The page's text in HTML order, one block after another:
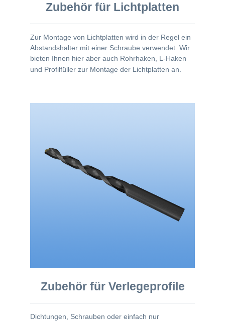
Zubehör für Lichtplatten
Zur Montage von Lichtplatten wird in der Regel ein
Abstandshalter mit einer Schraube verwendet. Wir
bieten Ihnen hier aber auch Rohrhaken, L-Haken
und Profilfüller zur Montage der Lichtplatten an.
Zubehör für Verlegeprofile
Dichtungen, Schrauben oder einfach nur